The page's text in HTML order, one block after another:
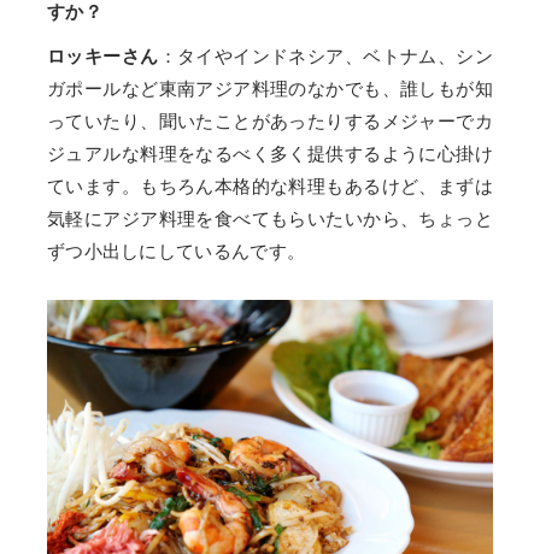
すか？
ロッキーさん ：タイやインドネシア、ベトナム、シン
ガポールなど東南アジア料理のなかでも、誰しもが知
っていたり、聞いたことがあったりするメジャーでカ
ジュアルな料理をなるべく多く提供するように心掛け
ています。もちろん本格的な料理もあるけど、まずは
気軽にアジア料理を食べてもらいたいから、ちょっと
ずつ小出しにしているんです。